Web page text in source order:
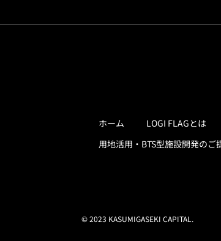
ホーム LOGI FLAGとは
用地活用・BTS型施設開発のご
© 2023 KASUMIGASEKI CAPITAL.